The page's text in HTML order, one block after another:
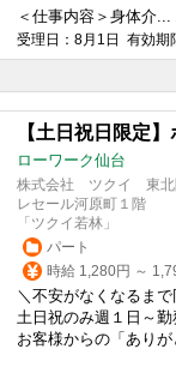
＜仕事内容＞身体介
受理日：8月1日 有効期
【土日祝日限定
ローワーク仙台
株式会社 ツクイ 東北
レセール河原町１階
「ツクイ若林」
パート
時給 1,280円 ～
＼不安がなくなるま
土日祝のみ週１日～
お客様からの「あり